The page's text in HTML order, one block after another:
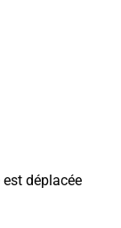
déplacée